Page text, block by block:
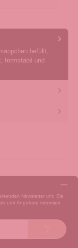
befüllt,
formstabil und
Newsletter und Sie
und Angebote informiert